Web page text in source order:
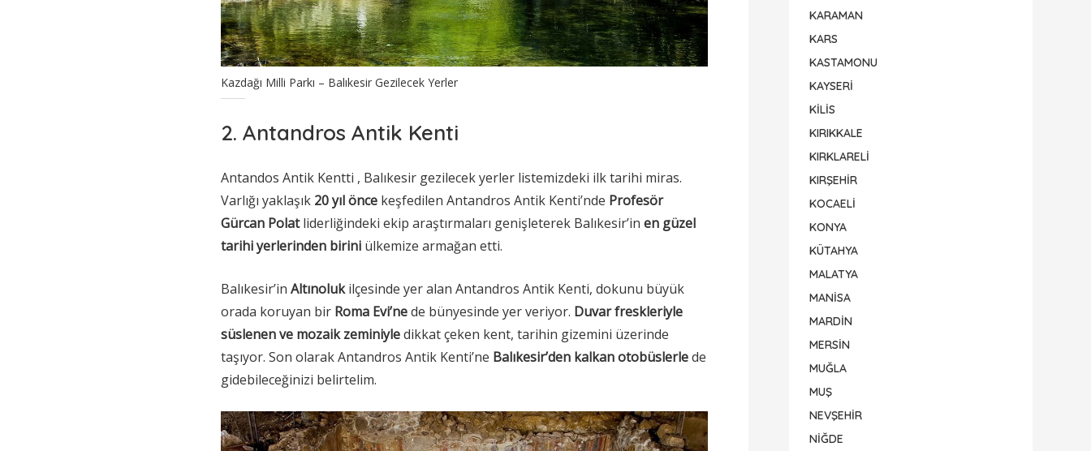
Kazdağı Milli Parkı – Balıkesir Gezilecek Yerler
2. Antandros Antik Kenti
Antandos Antik Kentti , Balıkesir gezilecek yerler listemizdeki ilk tarihi miras.
Varlığı yaklaşık 20 yıl önce keşfedilen Antandros Antik Kenti’nde Profesör
Gürcan Polatliderliğindeki ekip araştırmaları genişleterek Balıkesir’in en güzel
tarihi yerlerinden birini ülkemize armağan etti.
Balıkesir’in Altınolukilçesinde yer alan Antandros Antik Kenti, dokunu büyük
orada koruyan bir Roma Evi’nede bünyesinde yer veriyor. Duvar freskleriyle
süslenen ve mozaik zeminiyledikkat çeken kent, tarihin gizemini üzerinde
taşıyor. Son olarak Antandros Antik Kenti’ne Balıkesir’den kalkanotobüslerlede
gidebileceğinizi belirtelim.
KARAMAN
KARS
KASTAMONU
KAYSERİ
KİLİS
KIRIKKALE
KIRKLARELİ
KIRŞEHİR
KOCAELİ
KONYA
KÜTAHYA
MALATYA
MANİSA
MARDİN
MERSİN
MUĞLA
MUŞ
NEVŞEHİR
NİĞDE